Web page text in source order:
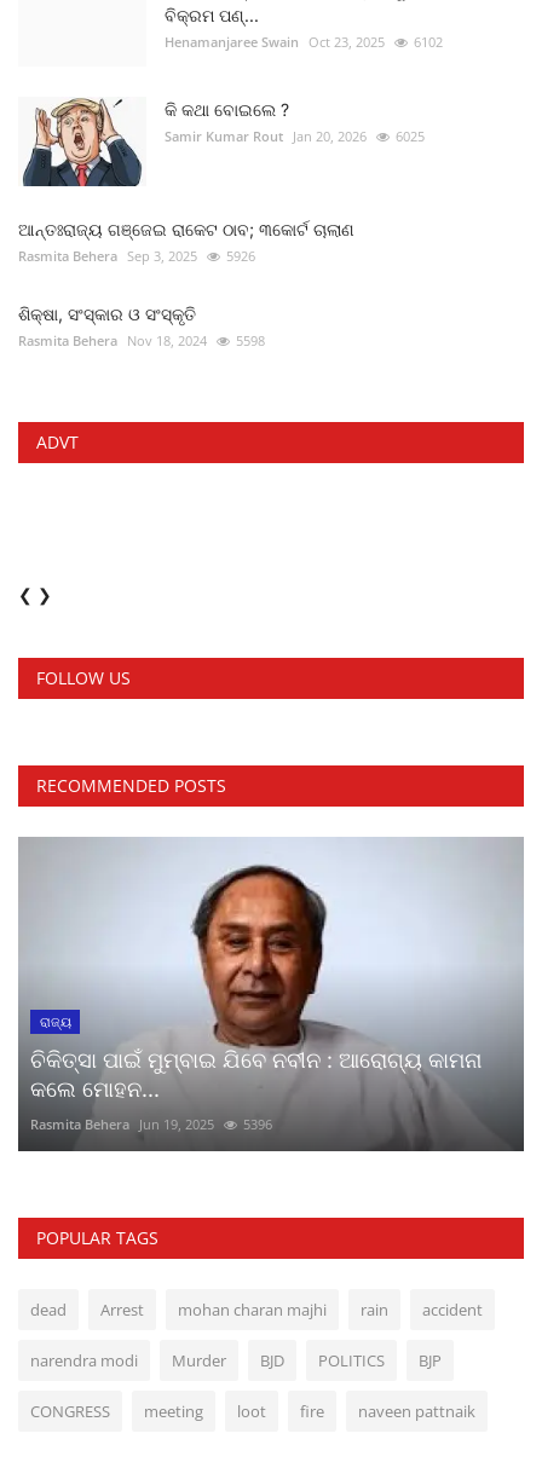
ବିକ୍ରମ ପଣ୍...
Henamanjaree Swain Oct 23, 2025 6102
କି କଥା ବୋଇଲେ ?
Samir Kumar Rout Jan 20, 2026 6025
ଆନ୍ତଃରାଜ୍ୟ ଗଞ୍ଜେଇ ରାକେଟ ଠାବ; ୩କୋର୍ଟ ଚାଲାଣ
Rasmita Behera Sep 3, 2025 5926
ଶିକ୍ଷା, ସଂସ୍କାର ଓ ସଂସ୍କୃତି
Rasmita Behera Nov 18, 2024 5598
ADVT
❮ ❯
FOLLOW US
RECOMMENDED POSTS
ରାଜ୍ୟ
ଚିକିତ୍ସା ପାଇଁ ମୁମ୍ବାଇ ଯିବେ ନବୀନ : ଆରୋଗ୍ୟ କାମନା
କଲେ ମୋହନ...
Rasmita Behera Jun 19, 2025 5396
POPULAR TAGS
dead Arrest mohan charan majhi rain accident
narendra modi Murder BJD POLITICS BJP
CONGRESS meeting loot fire naveen pattnaik